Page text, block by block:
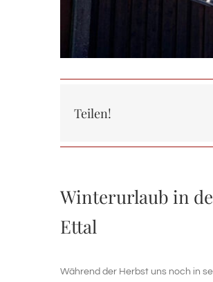
Teilen!
Winterurlaub in
Ettal
Während der Herbst uns noch in